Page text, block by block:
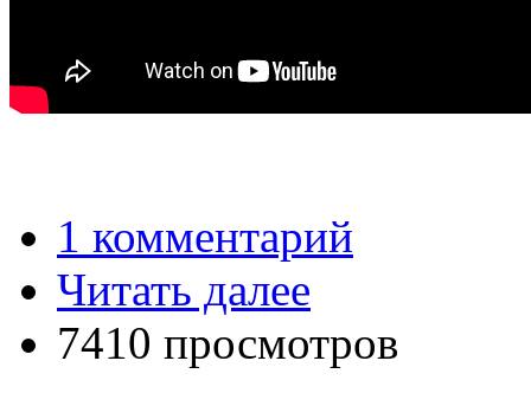
1 комментарий
Читать далее
7410 просмотров